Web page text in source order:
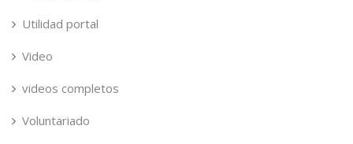
Utilidad portal
Video
videos completos
Voluntariado